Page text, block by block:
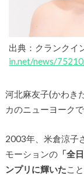
出典：クランクイ
in.net/news/
河北麻友子(かわき
カのニューヨーク
2003年、米倉涼子
モーションの「全
ンプリに輝いたこ